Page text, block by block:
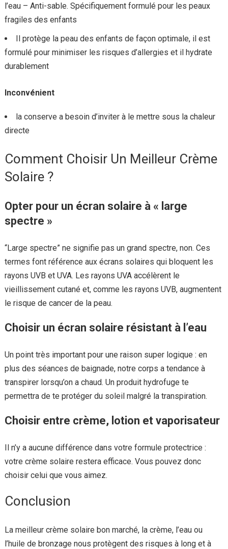
l’eau – Anti-sable. Spécifiquement formulé pour les peaux
fragiles des enfants
Il protège la peau des enfants de façon optimale, il est
formulé pour minimiser les risques d’allergies et il hydrate
durablement
Inconvénient
la conserve a besoin d’inviter à le mettre sous la chaleur
directe
Comment Choisir Un Meilleur Crème
Solaire ?
Opter pour un écran solaire à « large
spectre »
“Large spectre” ne signifie pas un grand spectre, non. Ces
termes font référence aux écrans solaires qui bloquent les
rayons UVB et UVA. Les rayons UVA accélèrent le
vieillissement cutané et, comme les rayons UVB, augmentent
le risque de cancer de la peau.
Choisir un écran solaire résistant à l’eau
Un point très important pour une raison super logique : en
plus des séances de baignade, notre corps a tendance à
transpirer lorsqu’on a chaud. Un produit hydrofuge te
permettra de te protéger du soleil malgré la transpiration.
Choisir entre crème, lotion et vaporisateur
Il n’y a aucune différence dans votre formule protectrice :
votre crème solaire restera efficace. Vous pouvez donc
choisir celui que vous aimez.
Conclusion
La meilleur crème solaire bon marché, la crème, l’eau ou
l’huile de bronzage nous protègent des risques à long et à